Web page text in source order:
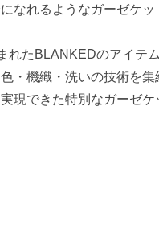
なれるようなガーゼケッ
れたBLANKEDのアイテム
・機織・洗いの技術を集
現できた特別なガーゼケ